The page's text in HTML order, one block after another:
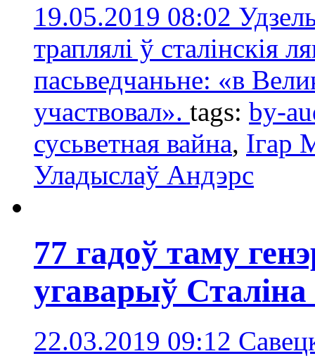
19.05.2019 08:02
траплялі ў сталінскія
пасьведчаньне: «в
участвовал». tags: by-
сусьветная вайна, Ігар
Уладыслаў Андэрс
77 гадоў таму
угаварыў
22.03.2019 09:12